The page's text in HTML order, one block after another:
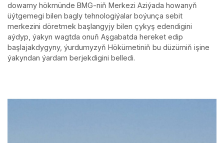
dowamy hökmünde BMG-niň Merkezi Aziýada howanyň
üýtgemegi bilen bagly tehnologiýalar boýunça sebit
merkezini döretmek başlangyjy bilen çykyş edendigini
aýdyp, ýakyn wagtda onuň Aşgabatda hereket edip
başlajakdygyny, ýurdumyzyň Hökümetiniň bu düzümiň işine
ýakyndan ýardam berjekdigini belledi.